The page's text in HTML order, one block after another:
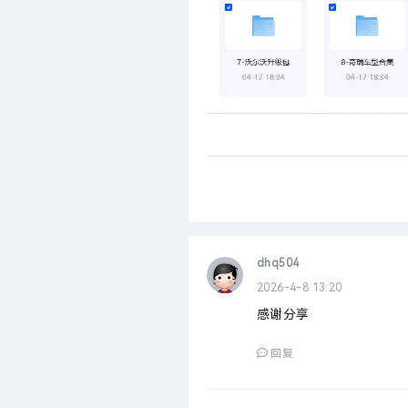
dhq504
2026-4-8 13:20
感谢分享
回复